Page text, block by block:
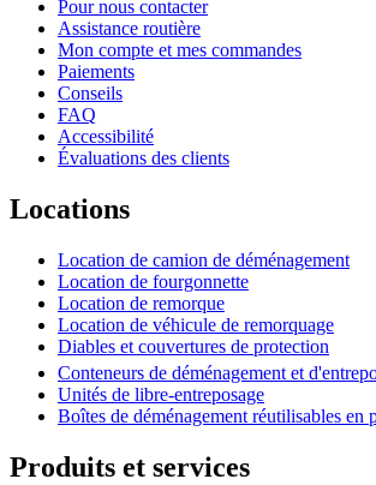
Pour nous contacter
Assistance routière
Mon compte et mes commandes
Paiements
Conseils
FAQ
Accessibilité
Évaluations des clients
Locations
Location de camion de déménagement
Location de fourgonnette
Location de remorque
Location de véhicule de remorquage
Diables et couvertures de protection
Conteneurs de déménagement et
Unités de libre-entreposage
Boîtes de déménagement réutilisables en
Produits et services